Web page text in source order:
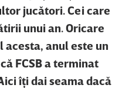
jucători. Cei care
unui an. Oricare
acesta, anul este un
FCSB a terminat
îţi dai seama dacă